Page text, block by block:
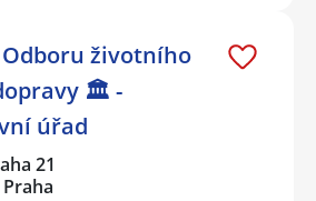
životního
🏛️ -
úřad
21